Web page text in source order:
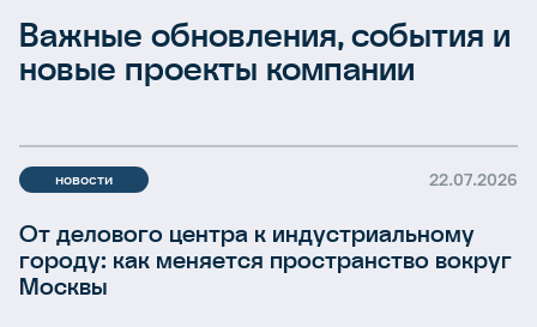
Важные обновления, события и
новые проекты компании
новости 22.07.2026
От делового центра к индустриальному
городу: как меняется пространство вокруг
Москвы